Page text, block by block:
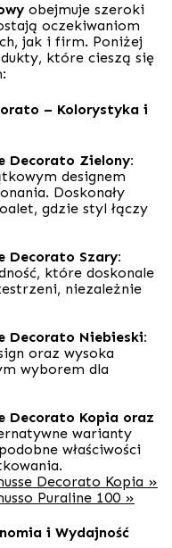
obejmuje szeroki
oczekiwaniom
jak i firm. Poniżej
które cieszą się
– Kolorystyka i
Decorato Zielony:
designem
Doskonały
gdzie styl łączy
Decorato Szary:
które doskonale
niezależnie
Decorato Niebieski:
oraz wysoka
wyborem dla
Decorato Kopia oraz
warianty
właściwości
Decorato Kopia »
Puraline 100 »
i Wydajność